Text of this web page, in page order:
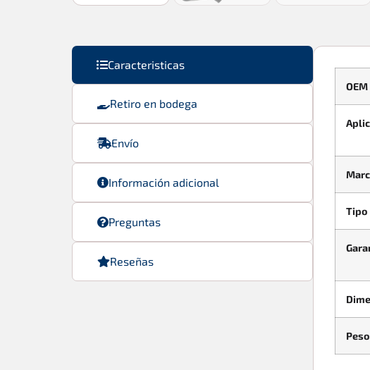
Caracteristicas
Retiro en bodega
Envío
Información adicional
Preguntas
Reseñas
OEM
Tipo
Peso